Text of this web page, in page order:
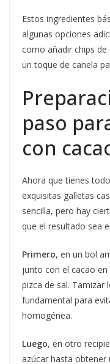
Estos ingredientes
algunas opciones
como añadir chips
un toque de canela
paso
con
Ahora que tienes
exquisitas galletas
sencilla, pero hay
que el resultado sea
Primero, en un bol
junto con el cacao
pizca de sal. Tamizar
fundamental para
homogénea.
Luego, en otro
azúcar hasta obtener